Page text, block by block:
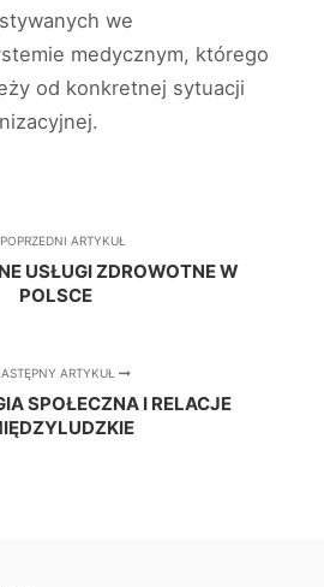
we
medycznym, którego
od konkretnej sytuacji
POPRZEDNI ARTYKUŁ
USŁUGI ZDROWOTNE W
POLSCE
ARTYKUŁ
SPOŁECZNA I RELACJE